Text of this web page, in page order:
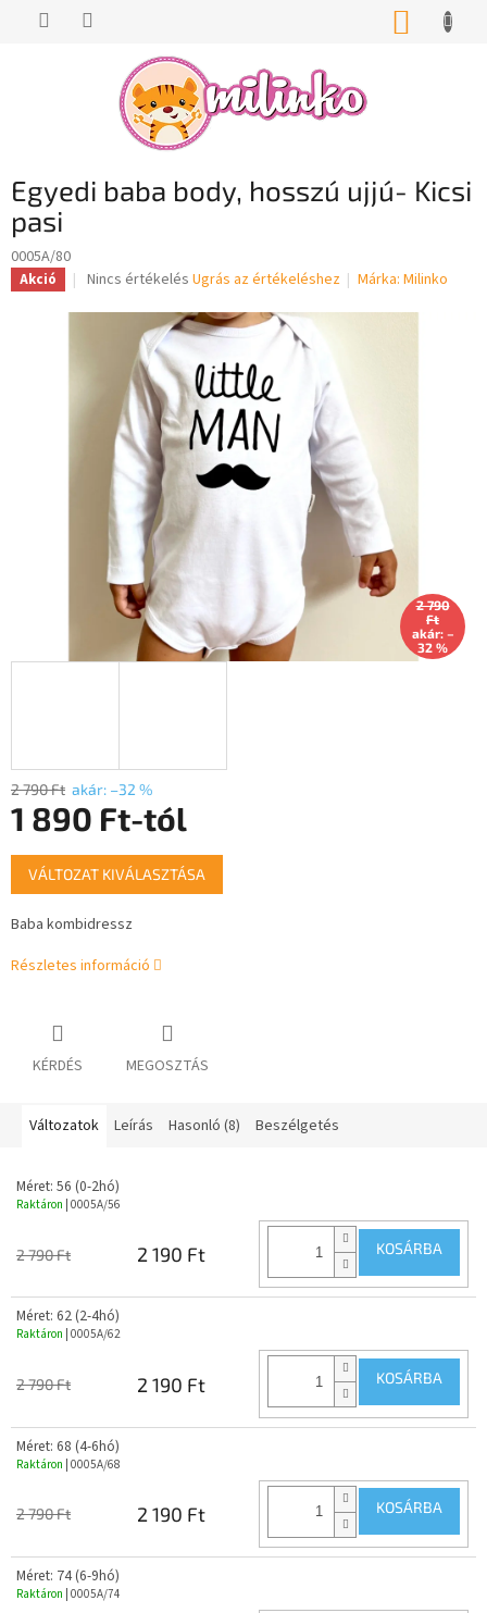
KOSÁR
Egyedi baba body, hosszú ujjú- Kicsi
pasi
0005A/80
Akció
A
átlagos
értékelése
csillag.
Nincs értékelés Ugrás az értékeléshez Márka:Milinko
2 790
Ft
akár: –
32 %
2 790 Ft akár: –32 %
1 890 Ft-tól
Egységár:
VÁLTOZAT KIVÁLASZTÁSA
Baba kombidressz
Részletes információ
KÉRDÉS MEGOSZTÁS
Változatok Leírás Hasonló (8) Beszélgetés
Méret: 56 (0-2hó)
Raktáron | 0005A/56
2 790 Ft 2 190 Ft KOSÁRBA
Méret: 62 (2-4hó)
Raktáron | 0005A/62
2 790 Ft 2 190 Ft KOSÁRBA
Méret: 68 (4-6hó)
Raktáron | 0005A/68
2 790 Ft 2 190 Ft KOSÁRBA
Méret: 74 (6-9hó)
Raktáron | 0005A/74